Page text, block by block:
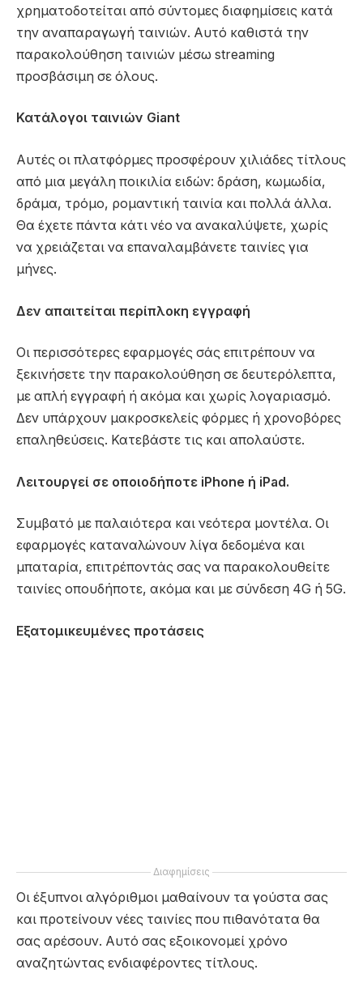
χρηματοδοτείται από σύντομες διαφημίσεις κατά
την αναπαραγωγή ταινιών. Αυτό καθιστά την
παρακολούθηση ταινιών μέσω streaming
προσβάσιμη σε όλους.
Κατάλογοι ταινιών Giant
Αυτές οι πλατφόρμες προσφέρουν χιλιάδες τίτλους
από μια μεγάλη ποικιλία ειδών: δράση, κωμωδία,
δράμα, τρόμο, ρομαντική ταινία και πολλά άλλα.
Θα έχετε πάντα κάτι νέο να ανακαλύψετε, χωρίς
να χρειάζεται να επαναλαμβάνετε ταινίες για
μήνες.
Δεν απαιτείται περίπλοκη εγγραφή
Οι περισσότερες εφαρμογές σάς επιτρέπουν να
ξεκινήσετε την παρακολούθηση σε δευτερόλεπτα,
με απλή εγγραφή ή ακόμα και χωρίς λογαριασμό.
Δεν υπάρχουν μακροσκελείς φόρμες ή χρονοβόρες
επαληθεύσεις. Κατεβάστε τις και απολαύστε.
Λειτουργεί σε οποιοδήποτε iPhone ή iPad.
Συμβατό με παλαιότερα και νεότερα μοντέλα. Οι
εφαρμογές καταναλώνουν λίγα δεδομένα και
μπαταρία, επιτρέποντάς σας να παρακολουθείτε
ταινίες οπουδήποτε, ακόμα και με σύνδεση 4G ή 5G.
Εξατομικευμένες προτάσεις
Διαφημίσεις
Οι έξυπνοι αλγόριθμοι μαθαίνουν τα γούστα σας
και προτείνουν νέες ταινίες που πιθανότατα θα
σας αρέσουν. Αυτό σας εξοικονομεί χρόνο
αναζητώντας ενδιαφέροντες τίτλους.